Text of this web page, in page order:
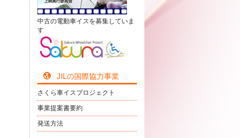
中古の電動車イスを募集していま
す
JILの国際協力事業
さくら車イスプロジェクト
事業提案書要約
発送方法